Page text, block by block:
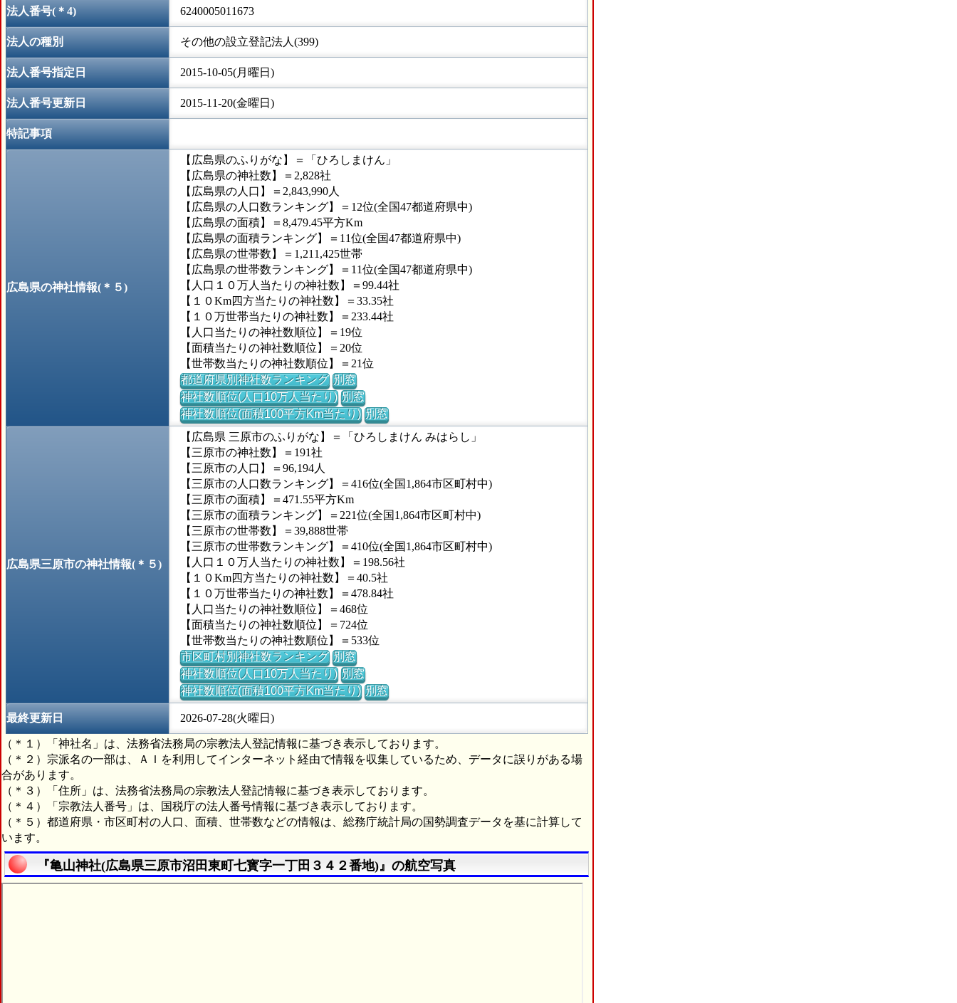
法人番号(＊4) 6240005011673
法人の種別 その他の設立登記法人(399)
法人番号指定日 2015-10-05(月曜日)
法人番号更新日 2015-11-20(金曜日)
特記事項
広島県の神社情報(＊５)
【広島県のふりがな】＝「ひろしまけん」
【広島県の神社数】＝2,828社
【広島県の人口】＝2,843,990人
【広島県の人口数ランキング】＝12位(全国47都道府県中)
【広島県の面積】＝8,479.45平方Km
【広島県の面積ランキング】＝11位(全国47都道府県中)
【広島県の世帯数】＝1,211,425世帯
【広島県の世帯数ランキング】＝11位(全国47都道府県中)
【人口１０万人当たりの神社数】＝99.44社
【１０Km四方当たりの神社数】＝33.35社
【１０万世帯当たりの神社数】＝233.44社
【人口当たりの神社数順位】＝19位
【面積当たりの神社数順位】＝20位
【世帯数当たりの神社数順位】＝21位
都道府県別神社数ランキング 別窓
神社数順位(人口10万人当たり) 別窓
神社数順位(面積100平方Km当たり) 別窓
広島県三原市の神社情報(＊５)
【広島県 三原市のふりがな】＝「ひろしまけん みはらし」
【三原市の神社数】＝191社
【三原市の人口】＝96,194人
【三原市の人口数ランキング】＝416位(全国1,864市区町村中)
【三原市の面積】＝471.55平方Km
【三原市の面積ランキング】＝221位(全国1,864市区町村中)
【三原市の世帯数】＝39,888世帯
【三原市の世帯数ランキング】＝410位(全国1,864市区町村中)
【人口１０万人当たりの神社数】＝198.56社
【１０Km四方当たりの神社数】＝40.5社
【１０万世帯当たりの神社数】＝478.84社
【人口当たりの神社数順位】＝468位
【面積当たりの神社数順位】＝724位
【世帯数当たりの神社数順位】＝533位
市区町村別神社数ランキング 別窓
神社数順位(人口10万人当たり) 別窓
神社数順位(面積100平方Km当たり) 別窓
最終更新日 2026-07-28(火曜日)
（＊１）「神社名」は、法務省法務局の宗教法人登記情報に基づき表示しております。
（＊２）宗派名の一部は、ＡＩを利用してインターネット経由で情報を収集しているため、データに誤りがある場
合があります。
（＊３）「住所」は、法務省法務局の宗教法人登記情報に基づき表示しております。
（＊４）「宗教法人番号」は、国税庁の法人番号情報に基づき表示しております。
（＊５）都道府県・市区町村の人口、面積、世帯数などの情報は、総務庁統計局の国勢調査データを基に計算して
います。
『亀山神社(広島県三原市沼田東町七寳字一丁田３４２番地)』の航空写真